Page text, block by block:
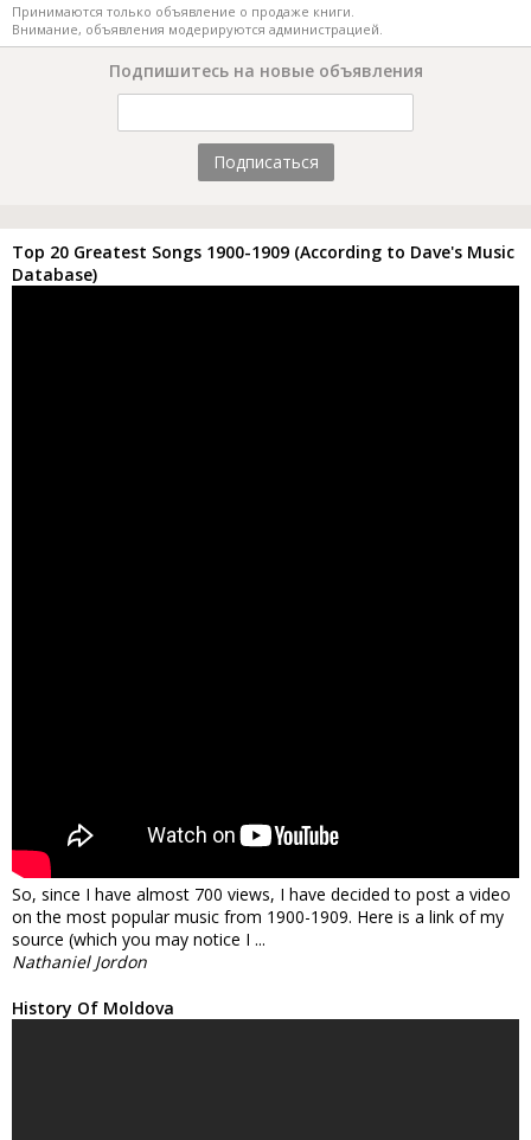
Принимаются только объявление о продаже книги.
Внимание, объявления модерируются администрацией.
Подпишитесь на новые объявления
Подписаться
Top 20 Greatest Songs 1900-1909 (According to Dave's Music
Database)
So, since I have almost 700 views, I have decided to post a video
on the most popular music from 1900-1909. Here is a link of my
source (which you may notice I ...
Nathaniel Jordon
History Of Moldova